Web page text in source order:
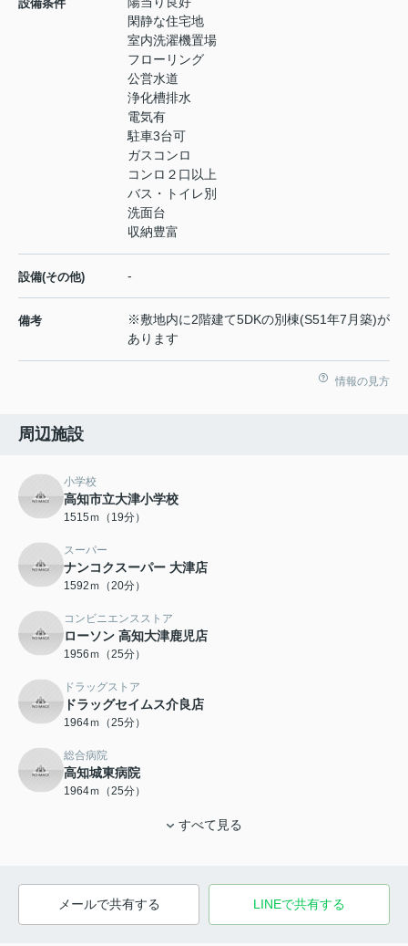
設備条件
閑静な住宅地
室内洗濯機置場
フローリング
公営水道
浄化槽排水
電気有
駐車3台可
ガスコンロ
コンロ２口以上
バス・トイレ別
洗面台
収納豊富
設備(その他) -
備考
※敷地内に2階建て5DKの別棟(S51年7月築)が
あります
情報の見方
周辺施設
小学校
高知市立大津小学校
1515ｍ（19分）
スーパー
ナンコクスーパー 大津店
1592ｍ（20分）
コンビニエンスストア
ローソン 高知大津鹿児店
1956ｍ（25分）
ドラッグストア
ドラッグセイムス介良店
1964ｍ（25分）
総合病院
高知城東病院
1964ｍ（25分）
すべて見る
メールで共有する LINEで共有する